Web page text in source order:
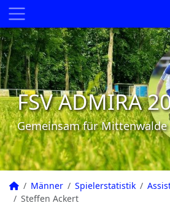
FSV ADMIRA
Gemeinsam für Mittenwalde
Männer Spielerstatistik
Steffen Ackert